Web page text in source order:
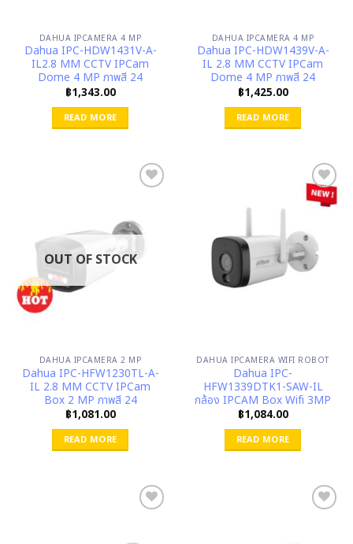
DAHUA IPCAMERA 4 MP
Dahua IPC-HDW1431V-A-
IL2.8 MM CCTV IPCam
Dome 4 MP ภาพสี 24
฿1,343.00
READ MORE
DAHUA IPCAMERA 4 MP
Dahua IPC-HDW1439V-A-
IL 2.8 MM CCTV IPCam
Dome 4 MP ภาพสี 24
฿1,425.00
READ MORE
OUT OF STOCK
DAHUA IPCAMERA 2 MP
Dahua IPC-HFW1230TL-A-
IL 2.8 MM CCTV IPCam
Box 2 MP ภาพสี 24
฿1,081.00
READ MORE
DAHUA IPCAMERA WIFI ROBOT
Dahua IPC-
HFW1339DTK1-SAW-IL
กล้อง IPCAM Box Wifi 3MP
฿1,084.00
READ MORE